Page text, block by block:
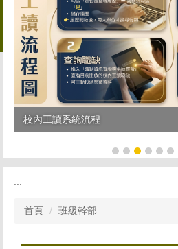
校內工讀系統流程
:::
首頁 班級幹部